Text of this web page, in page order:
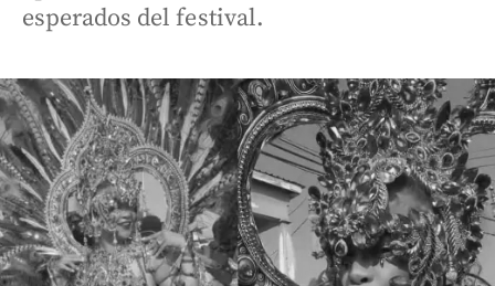
esperados del festival.